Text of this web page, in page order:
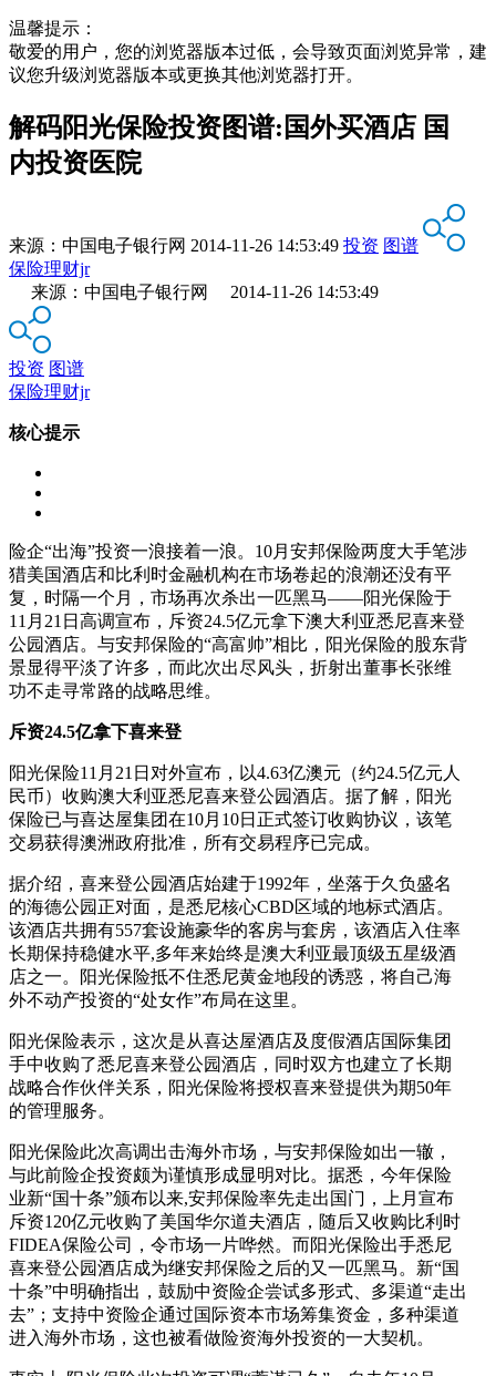
温馨提示：
敬爱的用户，您的浏览器版本过低，会导致页面浏览异常，建
议您升级浏览器版本或更换其他浏览器打开。
解码阳光保险投资图谱:国外买酒店 国
内投资医院
来源： 中国电子银行网 2014-11-26 14:53:49 投资 图谱
保险理财jr
来源：中国电子银行网 2014-11-26 14:53:49
投资 图谱
保险理财jr
核心提示
险企“出海”投资一浪接着一浪。10月安邦保险两度大手笔涉
猎美国酒店和比利时金融机构在市场卷起的浪潮还没有平
复，时隔一个月，市场再次杀出一匹黑马——阳光保险于
11月21日高调宣布，斥资24.5亿元拿下澳大利亚悉尼喜来登
公园酒店。与安邦保险的“高富帅”相比，阳光保险的股东背
景显得平淡了许多，而此次出尽风头，折射出董事长张维
功不走寻常路的战略思维。
斥资24.5亿拿下喜来登
阳光保险11月21日对外宣布，以4.63亿澳元（约24.5亿元人
民币）收购澳大利亚悉尼喜来登公园酒店。据了解，阳光
保险已与喜达屋集团在10月10日正式签订收购协议，该笔
交易获得澳洲政府批准，所有交易程序已完成。
据介绍，喜来登公园酒店始建于1992年，坐落于久负盛名
的海德公园正对面，是悉尼核心CBD区域的地标式酒店。
该酒店共拥有557套设施豪华的客房与套房，该酒店入住率
长期保持稳健水平,多年来始终是澳大利亚最顶级五星级酒
店之一。阳光保险抵不住悉尼黄金地段的诱惑，将自己海
外不动产投资的“处女作”布局在这里。
阳光保险表示，这次是从喜达屋酒店及度假酒店国际集团
手中收购了悉尼喜来登公园酒店，同时双方也建立了长期
战略合作伙伴关系，阳光保险将授权喜来登提供为期50年
的管理服务。
阳光保险此次高调出击海外市场，与安邦保险如出一辙，
与此前险企投资颇为谨慎形成显明对比。据悉，今年保险
业新“国十条”颁布以来,安邦保险率先走出国门，上月宣布
斥资120亿元收购了美国华尔道夫酒店，随后又收购比利时
FIDEA保险公司，令市场一片哗然。而阳光保险出手悉尼
喜来登公园酒店成为继安邦保险之后的又一匹黑马。新“国
十条”中明确指出，鼓励中资险企尝试多形式、多渠道“走出
去”；支持中资险企通过国际资本市场筹集资金，多种渠道
进入海外市场，这也被看做险资海外投资的一大契机。